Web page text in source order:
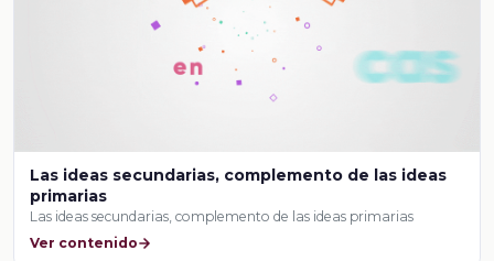
Las ideas secundarias, complemento de las ideas
primarias
Las ideas secundarias, complemento de las ideas primarias
Ver contenido